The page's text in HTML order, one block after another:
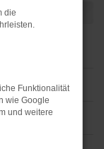
die
Funktionalität
wie Google
und weitere